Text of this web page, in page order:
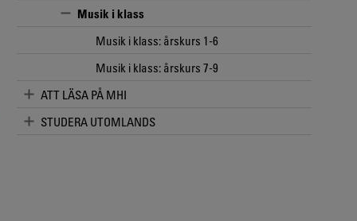
Musik i klass
Musik i klass: årskurs 1-6
Musik i klass: årskurs 7-9
ATT LÄSA PÅ MHI
STUDERA UTOMLANDS